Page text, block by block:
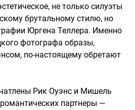
не только силуэты
брутальному стилю, но
Юргена Теллера. Именно
фотографа образы,
по-настоящему обретают
Рик Оуэнс и Мишель
партнеры —